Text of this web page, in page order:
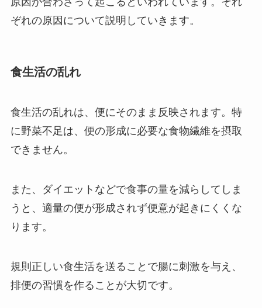
ぞれの原因について説明していきます。
食生活の乱れ
食生活の乱れは、便にそのまま反映されます。特
に野菜不足は、便の形成に必要な食物繊維を摂取
できません。
また、ダイエットなどで食事の量を減らしてしま
うと、適量の便が形成されず便意が起きにくくな
ります。
規則正しい食生活を送ることで腸に刺激を与え、
排便の習慣を作ることが大切です。